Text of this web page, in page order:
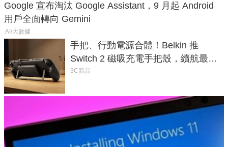
Google 宣布淘汰 Google Assistant，9 月起 Android
用戶全面轉向 Gemini
AI/大數據
手把、行動電源合體！Belkin 推
Switch 2 磁吸充電手把殼，續航最高
延長 1.5 倍
3C新品